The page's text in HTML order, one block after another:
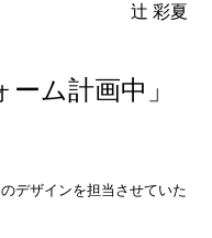
辻 彩夏
ーム計画中」
デザインを担当させていた